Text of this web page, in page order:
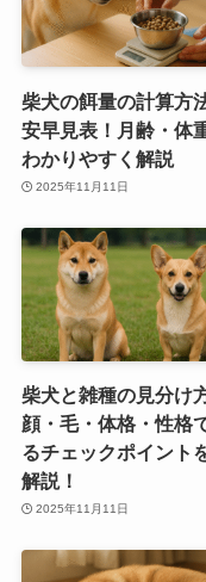
柴犬の餌量の計算方
安早見表！月齢・体
わかりやすく解説
2025年11月11日
柴犬と雑種の見分け
顔・毛・体格・性格
るチェックポイント
解説！
2025年11月11日